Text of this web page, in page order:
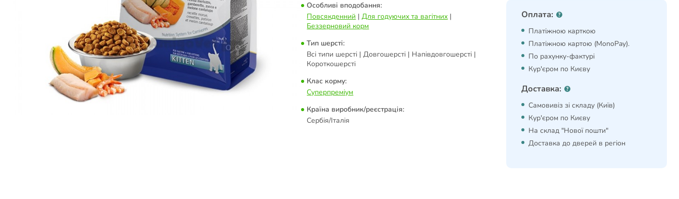
Особливі вподобання:
Повсякденний |Для годуючих та вагітних |
Беззерновий корм
Тип шерсті:
Всі типи шерсті | Довгошерсті | Напівдовгошерсті |
Короткошерсті
Клас корму:
Суперпреміум
Країна виробник/реєстрація:
Сербія/Італія
Оплата:
Платіжною карткою
Платіжною картою (MonoPay).
По рахунку-фактурі
Кур'єром по Києву
Доставка:
Самовивіз зі складу (Київ)
Кур'єром по Києву
На склад "Нової пошти"
Доставка до дверей в регіон